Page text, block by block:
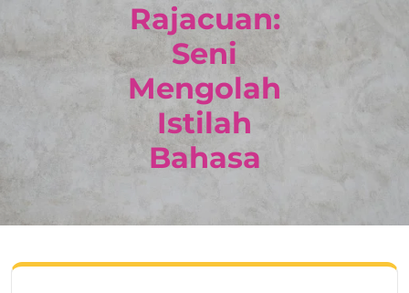
Rajacuan:
Seni
Mengolah
Istilah
Bahasa